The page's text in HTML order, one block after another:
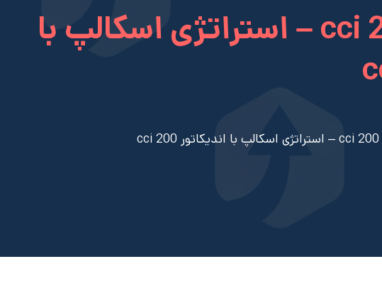
📉معرفی استراتژی اسکالپ با اندیکاتو cci 200 – استراتژی اسکالپ با